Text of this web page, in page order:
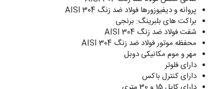
پروانه و دیفیوزورها فولاد ضد زنگ AISI 304
براکت های بلبرینگ: برنجی
شفت فولاد ضد زنگ AISI 304
محفظه موتور فولاد ضد زنگ AISI 304
مهر و موم مکانیکی دوبل
دارای فلوتر
دارای کنترل باکس